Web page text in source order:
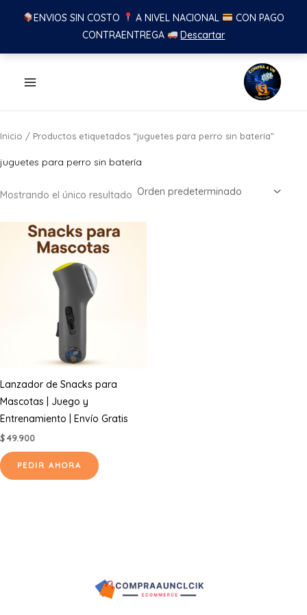
ENVIOS SIN COSTO A NIVEL NACIONAL
CON PAGO
CONTRAENTREGA
Descartar
Inicio / Productos etiquetados “juguetes para perro sin batería”
juguetes para perro sin batería
Mostrando el único resultado
Lanzador de Snacks para
Mascotas | Juego y
Entrenamiento | Envío Gratis
$49.900
PEDIR AHORA